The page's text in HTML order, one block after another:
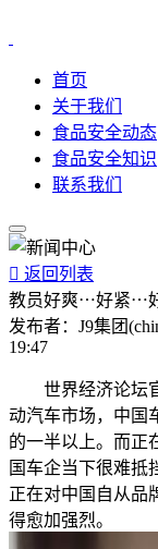
首页
关于我们
食品安全动态
食品安全知识
联系我们
 返回列表
教员好爽⋯好紧⋯
发布者： J9集团
19:47
世界经济论坛官
动汽车市场，中国
的一半以上。而正
国车企当下很难抵
正在对中国自从品
得愈加强烈。